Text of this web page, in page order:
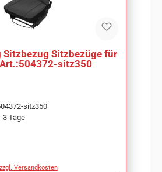
Sitzbezug Sitzbezüge für
Art.:504372-sitz350
sitz350
3 Tage
Versandkosten